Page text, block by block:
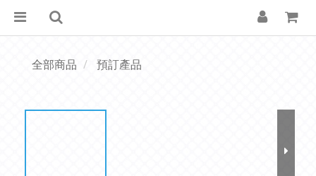
全部商品 預訂產品